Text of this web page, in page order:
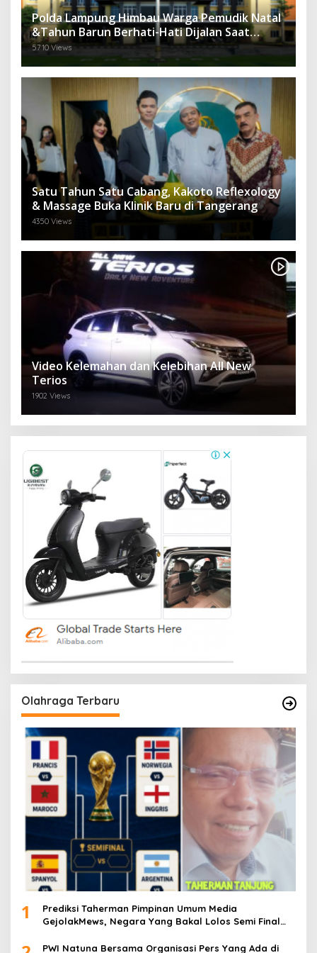
Polda Lampung Himbau Warga Pemudik Natal
&Tahun Barun Berhati-Hati Dijalan Saat
Melintas di -Titik Rawan Kecelakaan
5710 Views
Satu Tahun Satu Cabang, Kakoto Reflexology
& Massage Buka Klinik Baru di Tangerang
4350 Views
Video Kelemahan dan Kelebihan All New
Terios
1902 Views
Olahraga Terbaru
1
Prediksi Taherman Pimpinan Umum Media
GejolakMews, Negara Yang Bakal Lolos Semi Final
PWI Natuna Bersama Organisasi Pers Yang Ada di